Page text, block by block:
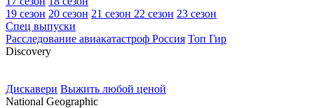
19 сезон 20 сезон 21 сезон 22 сезон 23 сезон
Спец выпуски
Расследование авиакатастроф Россия Топ Гир
Discovery
Дискавери Выжить любой ценой
National Geographic